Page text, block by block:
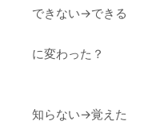
できない→できる
に変わった？
知らない→覚えた